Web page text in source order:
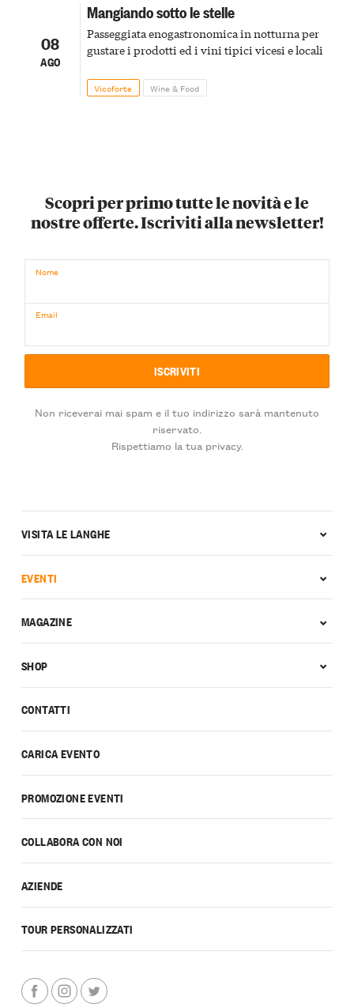
08
AGO
Mangiando sotto le stelle
Passeggiata enogastronomica in notturna per
gustare i prodotti ed i vini tipici vicesi e locali
Vicoforte Wine & Food
Scopri per primo tutte le novità e le
nostre offerte. Iscriviti alla newsletter!
Nome
Email
Non riceverai mai spam e il tuo indirizzo sarà mantenuto
riservato.
Rispettiamo la tua privacy.
CONTATTI
CARICA EVENTO
PROMOZIONE EVENTI
COLLABORA CON NOI
AZIENDE
TOUR PERSONALIZZATI
VISITA LE LANGHE
EVENTI
MAGAZINE
SHOP